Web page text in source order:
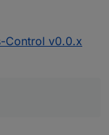
aktuelle
Control v0.0.x